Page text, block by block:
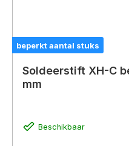
beperkt aantal stuks
Soldeerstift XH-C
mm
Beschikbaar